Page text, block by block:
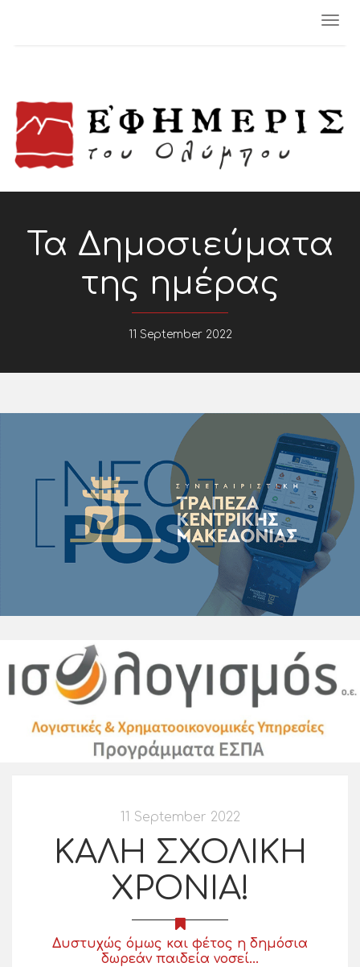
Τα Δημοσιεύματα
της ημέρας
11 September 2022
11 September 2022
ΚΑΛΗ ΣΧΟΛΙΚΗ
ΧΡΟΝΙΑ!
Δυστυχώς όμως και φέτος η δημόσια
δωρεάν παιδεία νοσεί...